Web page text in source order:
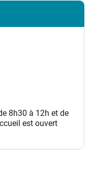
dans un
8h30 à 12h et de
est ouvert